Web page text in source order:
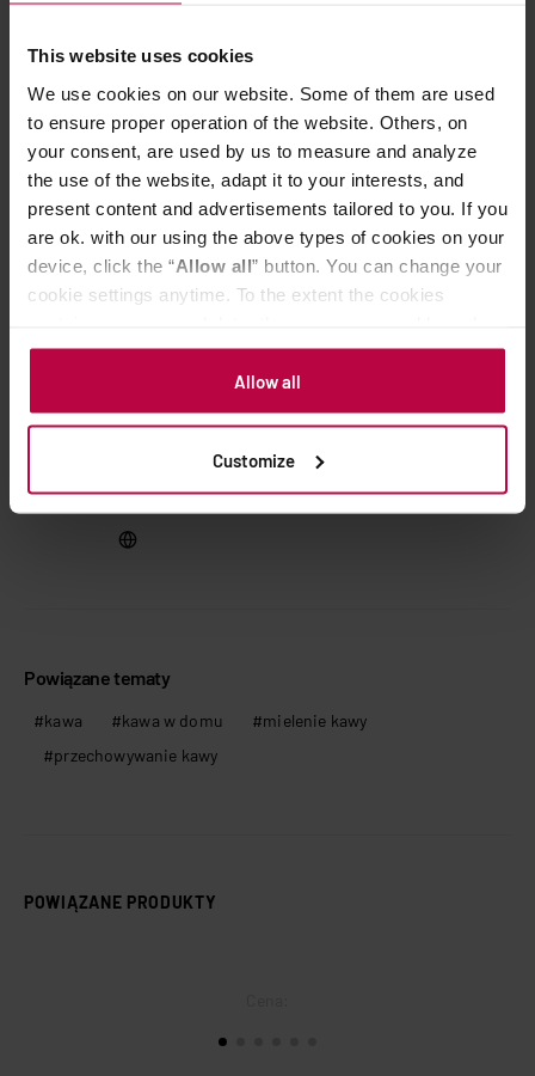
This website uses cookies
We use cookies on our website. Some of them are used
to ensure proper operation of the website. Others, on
your consent, are used by us to measure and analyze
the use of the website, adapt it to your interests, and
present content and advertisements tailored to you. If you
are ok. with our using the above types of cookies on your
device, click the “Allow all” button. You can change your
cookie settings anytime. To the extent the cookies
the controller’s (namely, ALL GOOD S.A., ul.
Mazowiecka 24I/U9, 78-100 Kołobrzeg) or third parties’
legitimate interests which are to ensure a high quality of
activities of the controller and authorized entities. More
information about cookies and the personal data
Privacy Policy.
Allow all
Customize
SHARE TWEET
Ika Graboń
Jestem jak kawa z dripa: na luzie, a wbijam się w
pamięć. Moj ulubiony kolor to PANTONE 19-
zamiłowania sensoryk, barista, trener. Cały świat
odbieram zmysłem węchu i dlatego tak
Instrukcja obsługi najpopularniejszego napoju
Powiązane tematy
kawa kawa w domu
mielenie kawy
przechowywanie kawy
POWIĄZANE PRODUKTY